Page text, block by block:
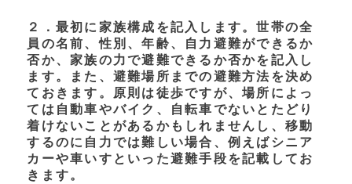
２．最初に家族構成を記入します。世帯の全
員の名前、性別、年齢、自力避難ができるか
否か、家族の力で避難できるか否かを記入し
ます。また、避難場所までの避難方法を決め
ておきます。原則は徒歩ですが、場所によっ
ては自動車やバイク、自転車でないとたどり
着けないことがあるかもしれませんし、移動
するのに自力では難しい場合、例えばシニア
カーや車いすといった避難手段を記載してお
きます。